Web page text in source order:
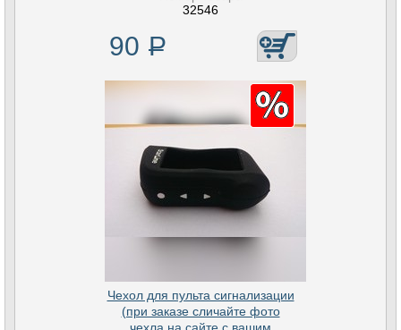
32546
90 Р
Чехол для пульта сигнализации
(при заказе сличайте фото